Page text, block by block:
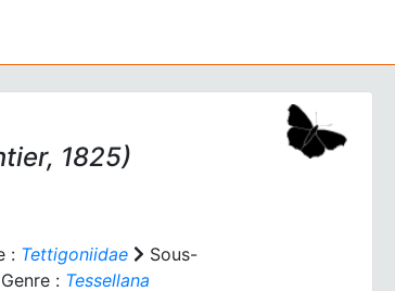
1825)
: Tettigoniidae
Sous-
: Tessellana